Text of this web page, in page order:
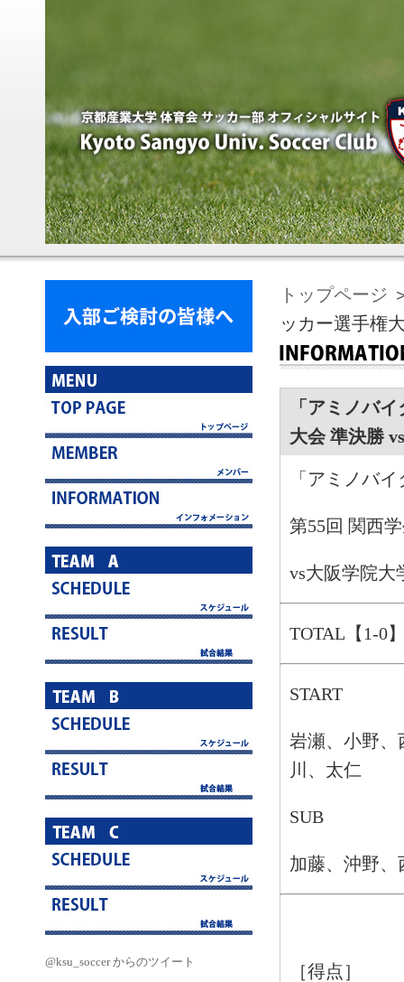
@ksu_soccer からのツイート
トップページ
ッカー選手権
「アミノバ
大会 準決勝
「アミノバ
第55回 関西
vs大阪学院大
TOTAL【1-0
START
岩瀬、小野、
川、太仁
SUB
加藤、沖野
［得点］